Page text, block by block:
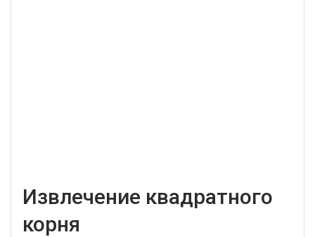
Извлечение квадратного
корня